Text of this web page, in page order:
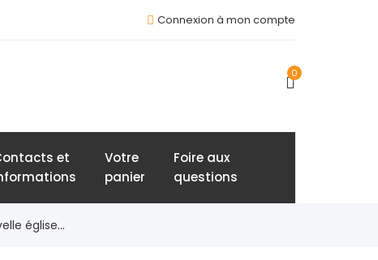
Connexion à mon compte
0
et
Votre
panier
Foire aux
questions
église...